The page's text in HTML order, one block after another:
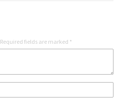
Required fields are marked *